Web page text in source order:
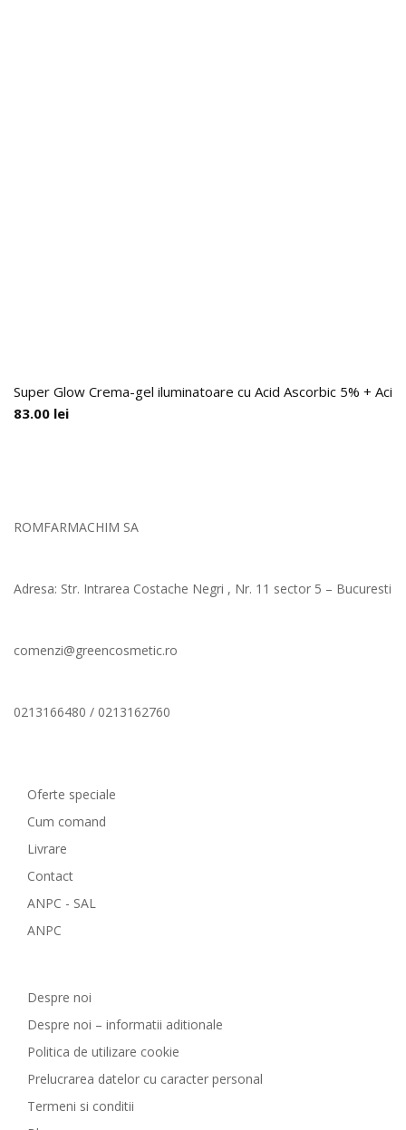
Super Glow Crema-gel iluminatoare cu Acid Ascorbic 5% +
83.00 lei
ROMFARMACHIM SA
Adresa: Str. Intrarea Costache Negri , Nr. 11 sector 5 – Bucuresti
comenzi@greencosmetic.ro
0213166480 / 0213162760
Oferte speciale
Cum comand
Livrare
Contact
ANPC - SAL
ANPC
Despre noi
Despre noi – informatii aditionale
Politica de utilizare cookie
Prelucrarea datelor cu caracter personal
Termeni si conditii